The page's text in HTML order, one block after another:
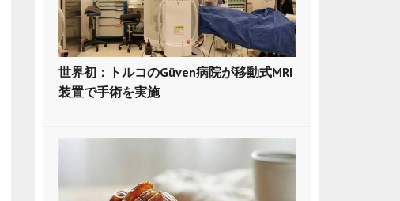
世界初：トルコのGüven病院が移動式MRI
装置で手術を実施